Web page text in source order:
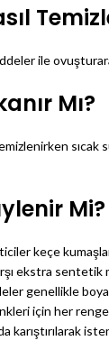
ile
Mı?
sıcak
Mi?
keçe
ekstra sentetik
genellikle
için her
karıştırılarak